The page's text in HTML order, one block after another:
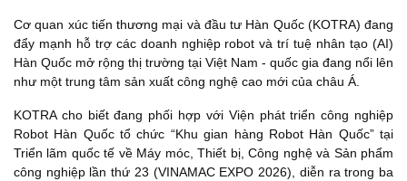
Cơ quan xúc tiến thương mại và đầu tư Hàn Quốc (KOTRA) đang
đẩy mạnh hỗ trợ các doanh nghiệp robot và trí tuệ nhân tạo (AI)
Hàn Quốc mở rộng thị trường tại Việt Nam - quốc gia đang nổi lên
như một trung tâm sản xuất công nghệ cao mới của châu Á.
KOTRA cho biết đang phối hợp với Viện phát triển công nghiệp
Robot Hàn Quốc tổ chức “Khu gian hàng Robot Hàn Quốc” tại
Triển lãm quốc tế về Máy móc, Thiết bị, Công nghệ và Sản phẩm
công nghiệp lần thứ 23 (VINAMAC EXPO 2026), diễn ra trong ba